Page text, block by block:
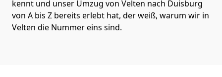
kennt und unser Umzug von Velten nach Duisburg
von A bis Z bereits erlebt hat, der weiß, warum wir in
Velten die Nummer eins sind.